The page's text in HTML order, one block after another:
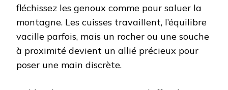
fléchissez les genoux comme pour saluer la
montagne. Les cuisses travaillent, l’équilibre
vacille parfois, mais un rocher ou une souche
à proximité devient un allié précieux pour
poser une main discrète.